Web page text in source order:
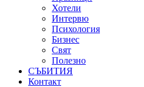
Хотели
Интервю
Психология
Бизнес
Свят
Полезно
СЪБИТИЯ
Контакт